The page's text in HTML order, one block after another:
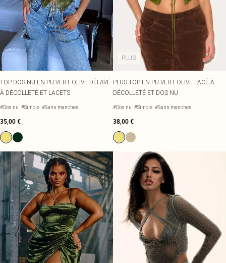
TOP DOS NU EN PU VERT OLIVE DÉLAVÉ
À DÉCOLLETÉ ET LACETS
#Dos nu #Simple #Sans manches
35,00 €
PLUS
PLUS TOP EN PU VERT OLIVE LACÉ À
DÉCOLLETÉ ET DOS NU
#Dos nu #Simple #Sans manches
38,00 €